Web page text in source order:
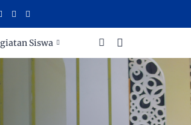
TEMANGGUNG
Siswa